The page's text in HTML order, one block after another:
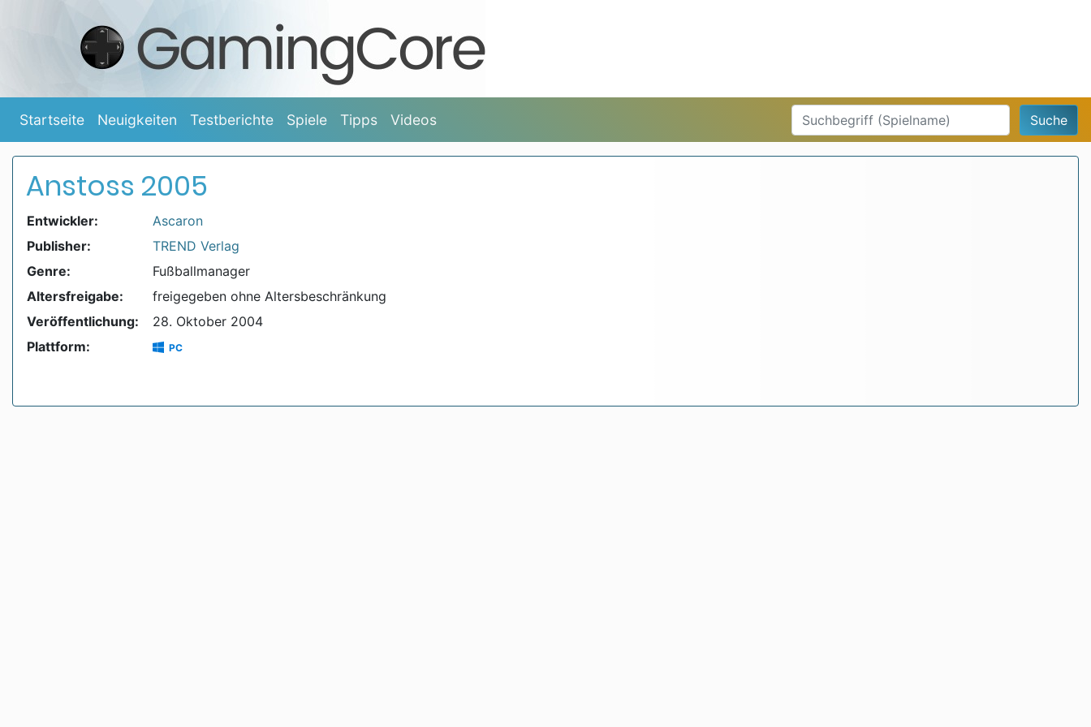
Startseite Neuigkeiten Testberichte Spiele Tipps Videos Suche
Anstoss 2005
Entwickler:
Ascaron
Publisher:
TREND Verlag
Genre:
Fußballmanager
Altersfreigabe:
freigegeben ohne Altersbeschränkung
Veröffentlichung:
28. Oktober 2004
Plattform:
PC